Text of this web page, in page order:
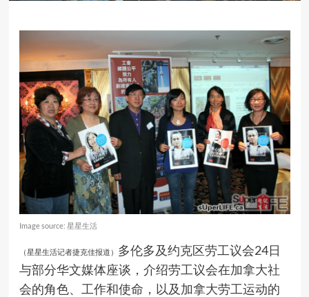
Image source: 星星生活
（星星生活记者捷克佳报道）
多伦多及约克区劳工议会24日
与部分华文媒体座谈，介绍劳工议会在加拿大社
会的角色、工作和使命，以及加拿大劳工运动的